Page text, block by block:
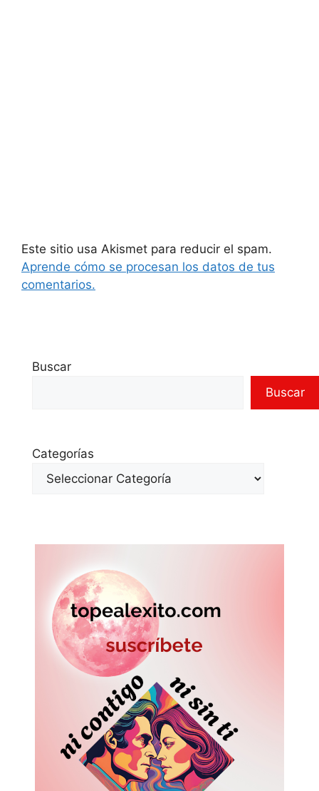
Este sitio usa Akismet para reducir el spam.
Aprende cómo se procesan los datos de tus
comentarios.
Buscar
Buscar
Categorías